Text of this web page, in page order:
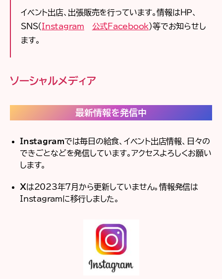
イベント出店、出張販売を行っています。情報はＨＰ、
SNS( Instagram 公式Facebook）等でお知らせし
ます。
ソーシャルメディア
最新情報を発信中
Instagramでは毎日の給食、イベント出店情報、日々の
できごとなどを発信しています。アクセスよろしくお願い
します。
Xは2023年7月から更新していません。情報発信は
Instagramに移行しました。